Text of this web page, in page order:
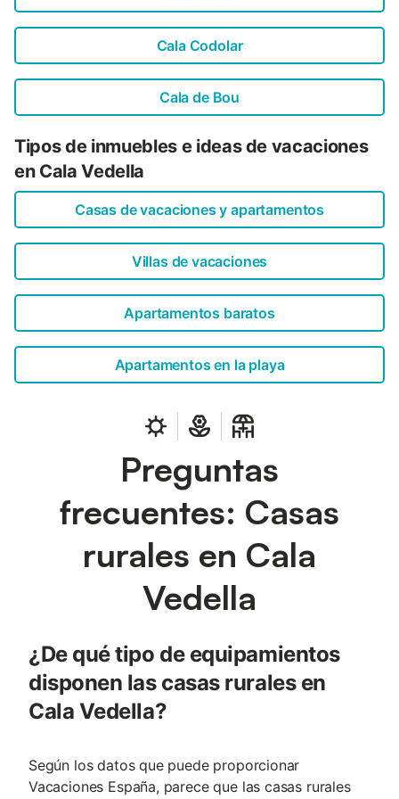
Cala Codolar
Cala de Bou
Tipos de inmuebles e ideas de vacaciones
en Cala Vedella
Casas de vacaciones y apartamentos
Villas de vacaciones
Apartamentos baratos
Apartamentos en la playa
Preguntas
frecuentes: Casas
rurales en Cala
Vedella
¿De qué tipo de equipamientos
disponen las casas rurales en
Cala Vedella?
Según los datos que puede proporcionar
Vacaciones España, parece que las casas rurales